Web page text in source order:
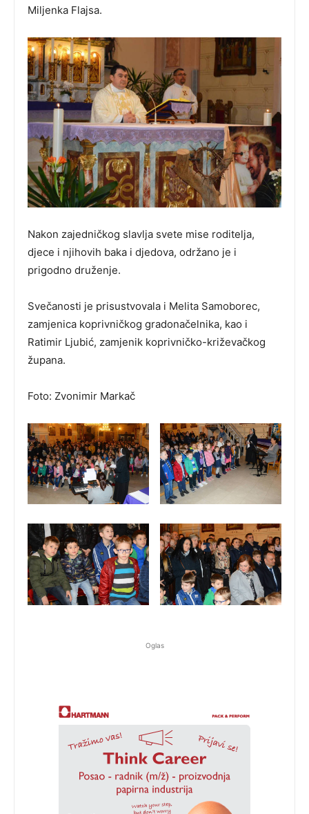
Miljenka Flajsa.
Nakon zajedničkog slavlja svete mise roditelja,
djece i njihovih baka i djedova, održano je i
prigodno druženje.
Svečanosti je prisustvovala i Melita Samoborec,
zamjenica koprivničkog gradonačelnika, kao i
Ratimir Ljubić, zamjenik koprivničko-križevačkog
župana.
Foto: Zvonimir Markač
Oglas